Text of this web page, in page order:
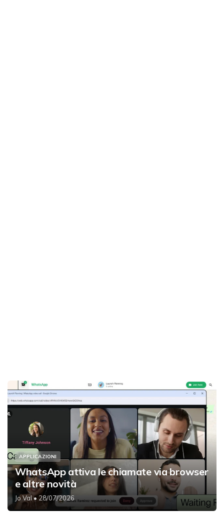
APPLICAZIONI
WhatsApp attiva le chiamate via browser
e altre novità
Jo Val• 28/07/2026